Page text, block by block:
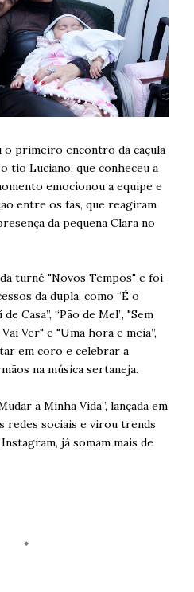
o primeiro encontro da caçula
tio Luciano, que conheceu a
emocionou a equipe e
entre os fãs, que reagiram
da pequena Clara no
turnê "Novos Tempos" e foi
da dupla, como “É o
Casa”, “Pão de Mel”, "Sem
Ver" e "Uma hora e meia”,
em coro e celebrar a
na música sertaneja.
a Minha Vida”, lançada em
redes sociais e virou trends
já somam mais de